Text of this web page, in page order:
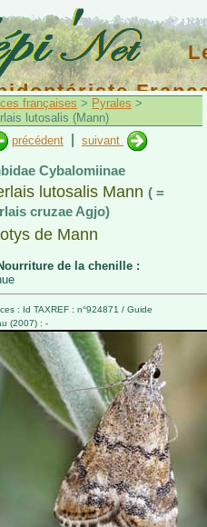
françaises > Pyrales >
lutosalis (Mann)
précédent
suivant
Cybalomiinae
lutosalis Mann ( =
cruzae Agjo)
de Mann
de la chenille :
: Id TAXREF : n°924871 / Guide
(2007) : -